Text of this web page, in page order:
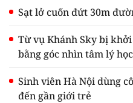
Sạt lở cuốn đứt 30m
Từ vụ Khánh Sky bị
bằng góc nhìn tâm lý
Sinh viên Hà Nội dùng
đến gần giới trẻ